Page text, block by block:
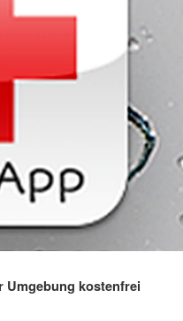
Umgebung kostenfrei